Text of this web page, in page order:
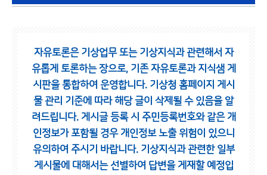
자유토론은 기상업무 또는 기상지식과 관련해서 자
유롭게 토론하는 장으로, 기존 자유토론과 지식샘 게
시판을 통합하여 운영합니다. 기상청 홈페이지 게시
물 관리 기준에 따라 해당 글이 삭제될 수 있음을 알
려드립니다. 게시글 등록 시 주민등록번호와 같은 개
인정보가 포함될 경우 개인정보 노출 위험이 있으니
유의하여 주시기 바랍니다. 기상지식과 관련한 일부
게시물에 대해서는 선별하여 답변을 게재할 예정입